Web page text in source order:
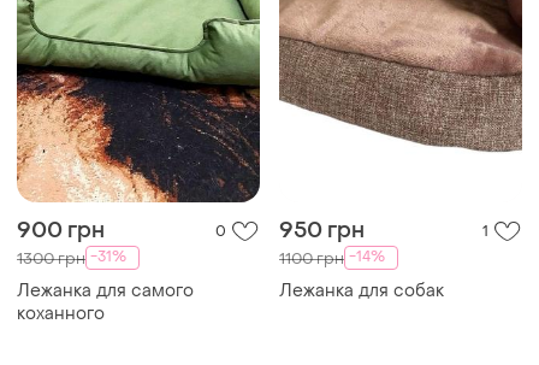
900 грн 0
1300 грн -31%
Лежанка для самого
коханного
950 грн 1
1100 грн -14%
Лежанка для собак